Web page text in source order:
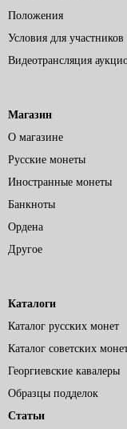
Положения
Условия для участников
Видеотрансляция
Магазин
О магазине
Русские монеты
Иностранные монеты
Банкноты
Ордена
Другое
Каталоги
Каталог русских монет
Каталог советских
Георгиевские кавалеры
Образцы подделок
Статьи